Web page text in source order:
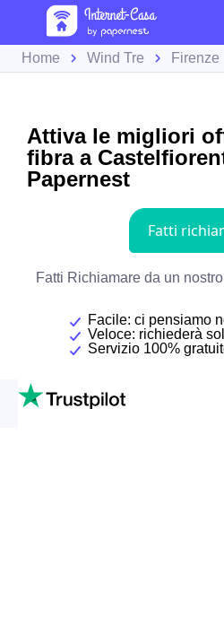
Home Wind Tre Firenze